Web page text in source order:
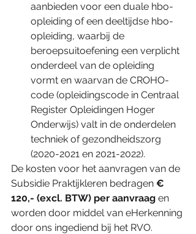
aanbieden voor een duale hbo-
opleiding of een deeltijdse hbo-
opleiding, waarbij de
beroepsuitoefening een verplicht
onderdeel van de opleiding
vormt en waarvan de CROHO-
code (opleidingscode in Centraal
Register Opleidingen Hoger
Onderwijs) valt in de onderdelen
techniek of gezondheidszorg
(2020-2021 en 2021-2022).
De kosten voor het aanvragen van de
Subsidie Praktijkleren bedragen €
120,- (excl. BTW) per aanvraag en
worden door middel van eHerkenning
door ons ingediend bij het RVO.